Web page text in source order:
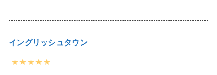
イングリッシュタウン
★★★★★